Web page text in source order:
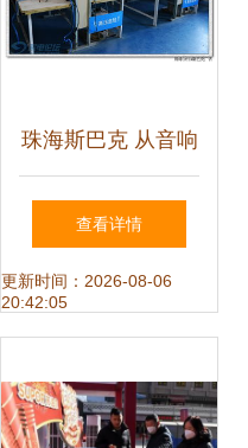
珠海斯巴克 从音响
经典到家电革新，
探寻2013年的“Hi-
查看详情
更新时间：2026-08-06
20:42:05